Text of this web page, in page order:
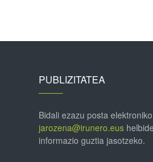
PUBLIZITATEA
Bidali ezazu posta
jarozena@irunero.eus
informazio guztia jasotzeko.